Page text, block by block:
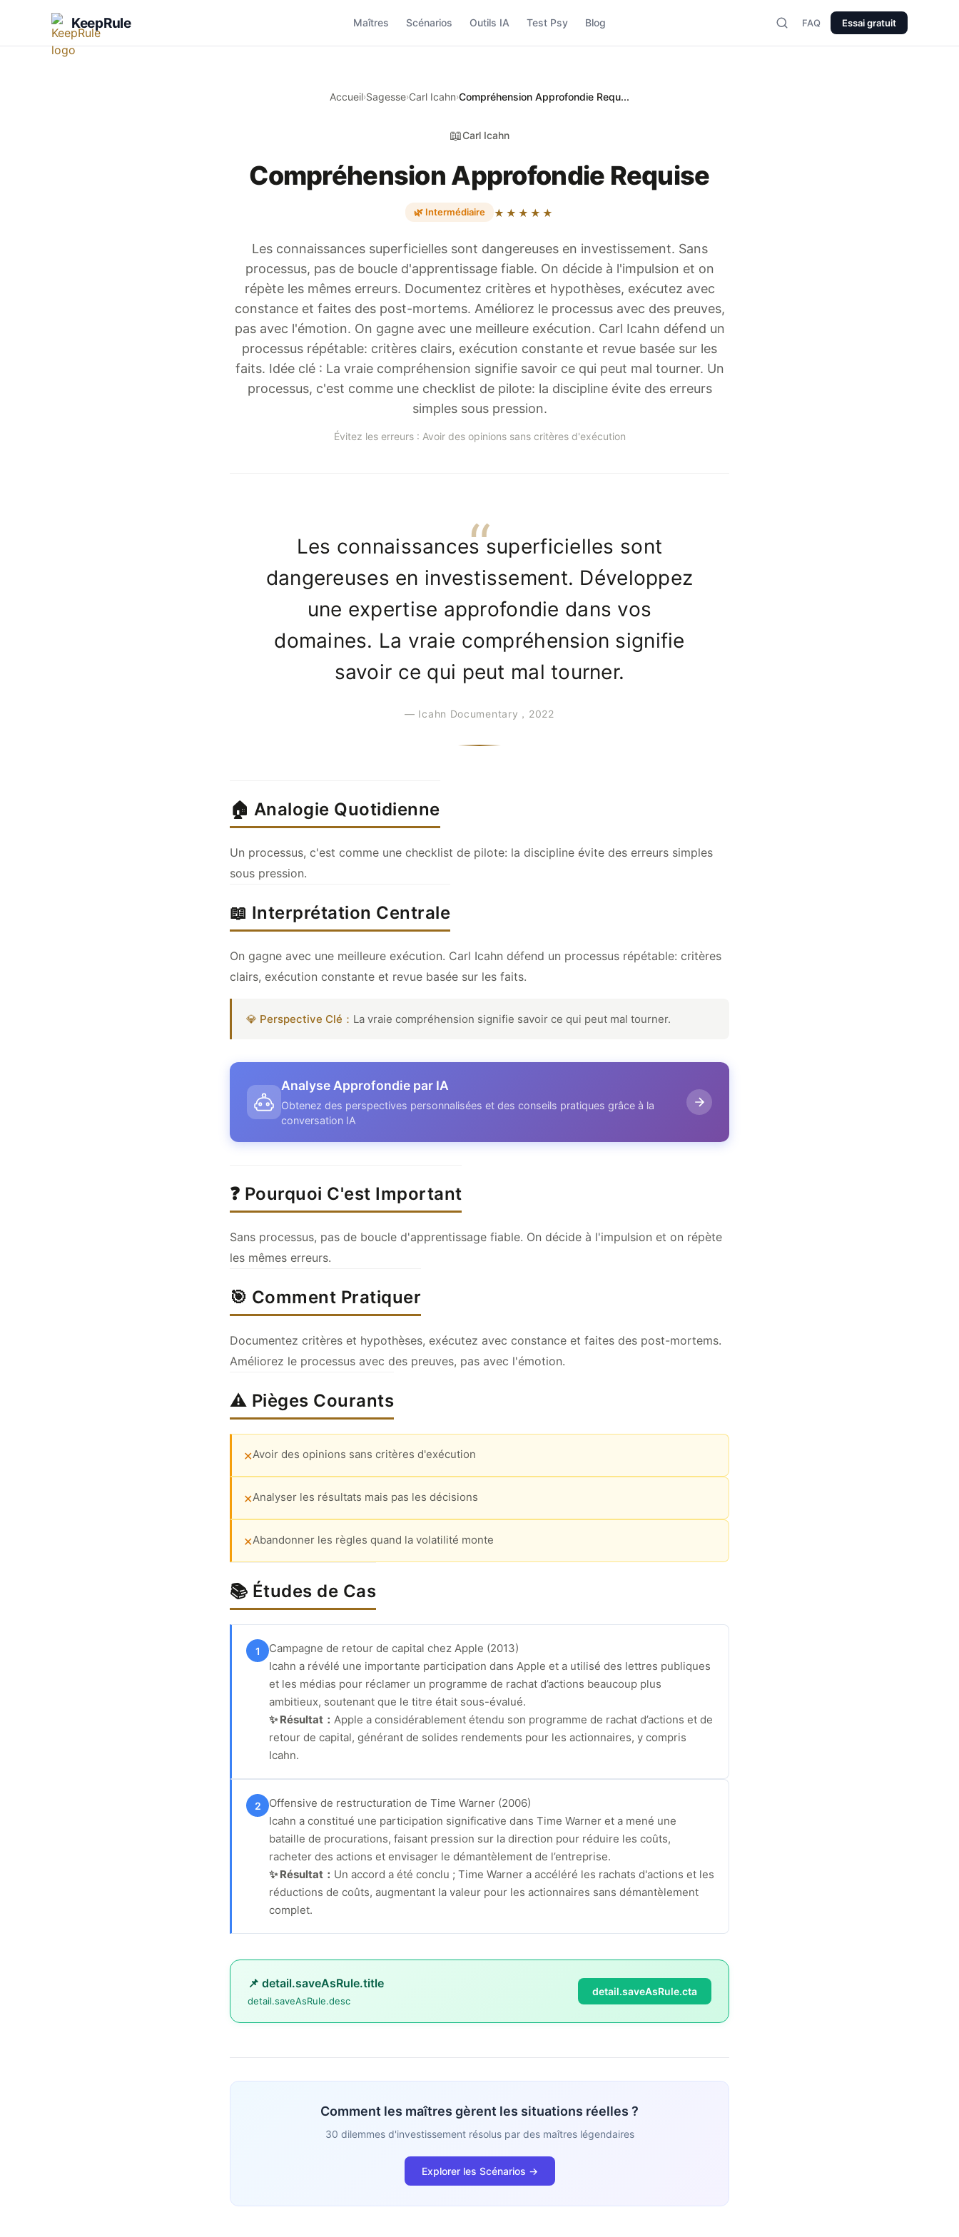
KeepRule Maîtres Scénarios Outils IA Test Psy Blog FAQ Essai gratuit
Accueil›Sagesse›Carl Icahn›Compréhension Approfondie Requ...
📖Carl Icahn
Compréhension Approfondie Requise
🌿 Intermédiaire ★★★★★
Les connaissances superficielles sont dangereuses en investissement. Sans
processus, pas de boucle d'apprentissage fiable. On décide à l'impulsion et on
répète les mêmes erreurs. Documentez critères et hypothèses, exécutez avec
constance et faites des post-mortems. Améliorez le processus avec des preuves,
pas avec l'émotion. On gagne avec une meilleure exécution. Carl Icahn défend un
processus répétable: critères clairs, exécution constante et revue basée sur les
faits. Idée clé : La vraie compréhension signifie savoir ce qui peut mal tourner. Un
processus, c'est comme une checklist de pilote: la discipline évite des erreurs
simples sous pression.
Évitez les erreurs : Avoir des opinions sans critères d'exécution
Les connaissances superficielles sont
dangereuses en investissement. Développez
une expertise approfondie dans vos
domaines. La vraie compréhension signifie
savoir ce qui peut mal tourner.
— Icahn Documentary，2022
🏠 Analogie Quotidienne
Un processus, c'est comme une checklist de pilote: la discipline évite des erreurs simples
sous pression.
📖 Interprétation Centrale
On gagne avec une meilleure exécution. Carl Icahn défend un processus répétable: critères
clairs, exécution constante et revue basée sur les faits.
💎 Perspective Clé： La vraie compréhension signifie savoir ce qui peut mal tourner.
Analyse Approfondie par IA
Obtenez des perspectives personnalisées et des conseils pratiques grâce à la
conversation IA
❓ Pourquoi C'est Important
Sans processus, pas de boucle d'apprentissage fiable. On décide à l'impulsion et on répète
les mêmes erreurs.
🎯 Comment Pratiquer
Documentez critères et hypothèses, exécutez avec constance et faites des post-mortems.
Améliorez le processus avec des preuves, pas avec l'émotion.
⚠️ Pièges Courants
✕Avoir des opinions sans critères d'exécution
✕Analyser les résultats mais pas les décisions
✕Abandonner les règles quand la volatilité monte
📚 Études de Cas
1
Campagne de retour de capital chez Apple (2013)
Icahn a révélé une importante participation dans Apple et a utilisé des lettres publiques
et les médias pour réclamer un programme de rachat d’actions beaucoup plus
ambitieux, soutenant que le titre était sous-évalué.
✨ Résultat： Apple a considérablement étendu son programme de rachat d’actions et de
retour de capital, générant de solides rendements pour les actionnaires, y compris
Icahn.
2
Offensive de restructuration de Time Warner (2006)
Icahn a constitué une participation significative dans Time Warner et a mené une
bataille de procurations, faisant pression sur la direction pour réduire les coûts,
racheter des actions et envisager le démantèlement de l’entreprise.
✨ Résultat： Un accord a été conclu ; Time Warner a accéléré les rachats d'actions et les
réductions de coûts, augmentant la valeur pour les actionnaires sans démantèlement
complet.
📌 detail.saveAsRule.title
detail.saveAsRule.desc
detail.saveAsRule.cta
Comment les maîtres gèrent les situations réelles ?
30 dilemmes d'investissement résolus par des maîtres légendaires
Explorer les Scénarios →